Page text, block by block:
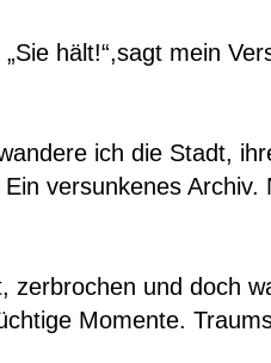
hält!“,sagt mein
ich die Stadt,
versunkenes
zerbrochen und doch
Momente.